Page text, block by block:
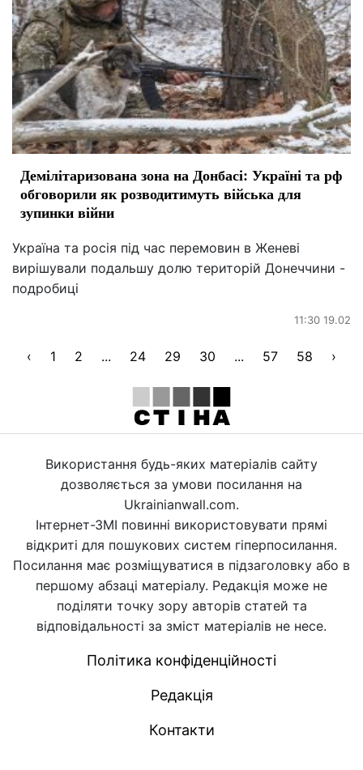
Демілітаризована зона на Донбасі: Україні та рф
обговорили як розводитимуть війська для
зупинки війни
Україна та росія під час перемовин в Женеві
вирішували подальшу долю територій Донеччини -
подробиці
11:30 19.02
‹ 1 2 ... 24 29 30 ... 57 58 ›
Використання будь-яких матеріалів сайту
дозволяється за умови посилання на
Ukrainianwall.com.
Інтернет-ЗМІ повинні використовувати прямі
відкриті для пошукових систем гіперпосилання.
Посилання має розміщуватися в підзаголовку або в
першому абзаці матеріалу. Редакція може не
поділяти точку зору авторів статей та
відповідальності за зміст матеріалів не несе.
Політика конфіденційності
Редакція
Контакти